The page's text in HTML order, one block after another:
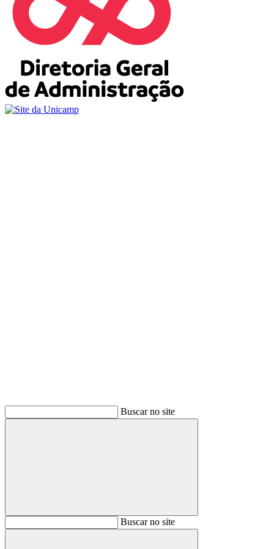
Buscar no site
BuscarBuscar no site